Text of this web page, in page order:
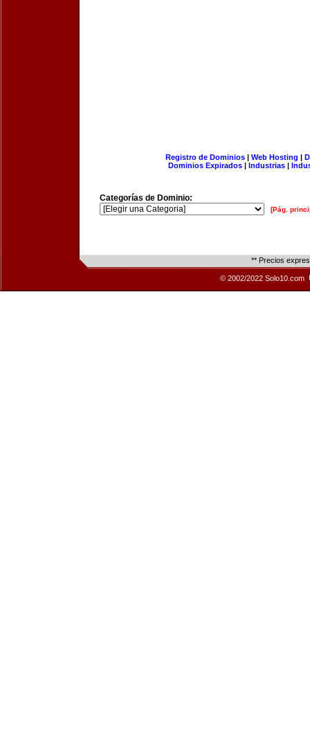
Registro de Dominios| Web Hosting |
Dominios Expirados | Industrias |
Categorías de Dominio:
[Pág.
** Precios
© 2002/2022 Solo10.com